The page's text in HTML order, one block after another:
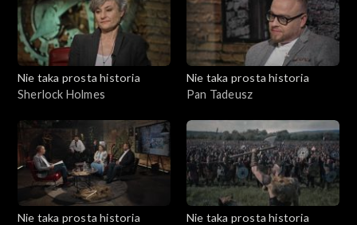
Nie taka prosta historia
Sherlock Holmes
Nie taka prosta historia
Pan Tadeusz
Nie taka prosta historia
Nie taka prosta historia